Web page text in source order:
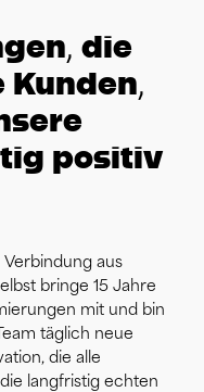
die
positiv
aus
bringe 15 Jahre
mit und bin
täglich neue
die alle
langfristig echten